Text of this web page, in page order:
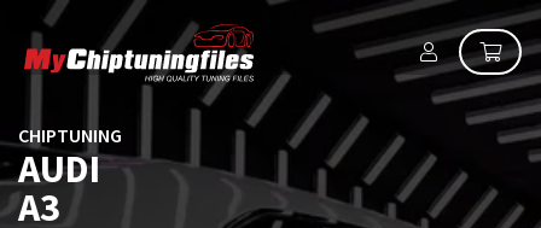
CHIPTUNING
AUDI
A3